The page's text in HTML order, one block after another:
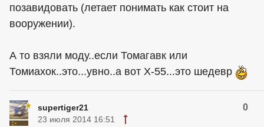
позавидовать (летает понимать как стоит на
вооружении).
А то взяли моду..если Томагавк или
Томиахок..это...увно..а вот Х-55...это шедевр
supertiger21 0
23 июля 2014 16:51